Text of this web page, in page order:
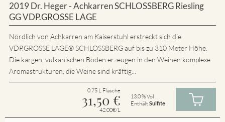
2019 Dr. Heger - Achkarren SCHLOSSBERG Riesling
GG VDP.GROSSE LAGE
Nördlich von Achkarren am Kaiserstuhl erstreckt sich die
VDP.GROSSE LAGE® SCHLOSSBERG auf bis zu 310 Meter Höhe.
Die kargen, vulkanischen Böden erzeugen in den Weinen komplexe
Aromastrukturen, die Weine sind kräftig...
0.75 L Flasche
31,50 €
42.00€/L
13.0 % Vol
EnthältSulfite